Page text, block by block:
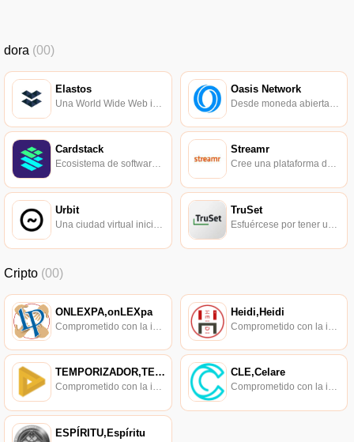
dora (00)
Elastos Oasis Network
Cardstack
Ecosistema de software descentralizado.
Streamr
Cree una plataforma de código abierto para el intercambio libre y justo de datos en tiempo real en el mundo.
Urbit
Una ciudad virtual iniciada por el informático Curtis Yarvin.
TruSet
Esfuércese por tener una base de datos confiable y precisa.
Cripto (00)
ONLEXPA,onLEXpa Heidi,Heidi
TEMPORIZADOR,TEMPORIZADOR
Comprometido con la investigación de políticas en los campos de las nuevas finanzas, las finanzas internacionales y los mercados financieros.
CLE,Celare
Comprometido con la investigación de políticas en los campos de las nuevas finanzas, las finanzas internacionales y los mercados financieros.
ESPÍRITU,Espíritu